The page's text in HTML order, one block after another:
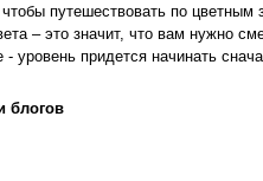
путешествовать по
– это значит, что вам нужно
уровень придется начинать
блогов